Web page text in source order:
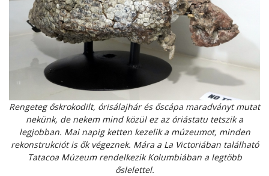
Rengeteg őskrokodilt, órisálajhár és őscápa maradványt mutat
nekünk, de nekem mind közül ez az óriástatu tetszik a
legjobban. Mai napig ketten kezelik a múzeumot, minden
rekonstrukciót is ők végeznek. Mára a La Victoriában található
Tatacoa Múzeum rendelkezik Kolumbiában a legtöbb
őslelettel.